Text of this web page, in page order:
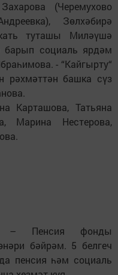
(Черемухово
Зөлхәбирә
туташы Миләүшә
барып социаль ярдәм
- “Кайгырту“
рәхмәттән башка сүз
Карташова, Татьяна
Марина Нестерова,
– Пенсия фонды
бәйрәм. 5 белгеч
пенсия һәм социаль